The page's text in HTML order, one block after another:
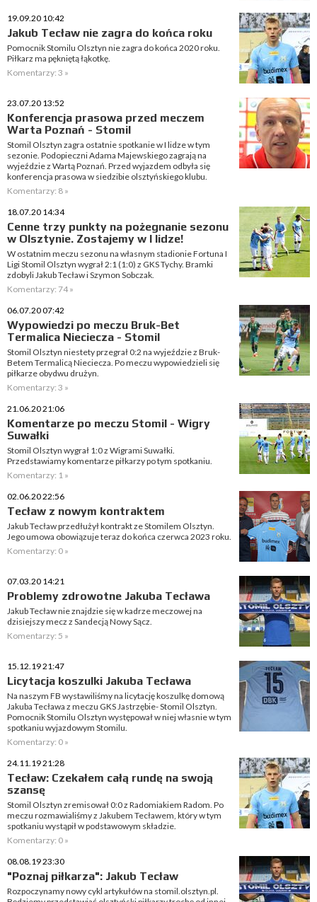
19.09.20 10:42
Jakub Tecław nie zagra do końca roku
Pomocnik Stomilu Olsztyn nie zagra do końca 2020 roku.
Piłkarz ma pękniętą łąkotkę.
Komentarzy: 3 »
23.07.20 13:52
Konferencja prasowa przed meczem
Warta Poznań - Stomil
Stomil Olsztyn zagra ostatnie spotkanie w I lidze w tym
sezonie. Podopieczni Adama Majewskiego zagrają na
wyjeździe z Wartą Poznań. Przed wyjazdem odbyła się
konferencja prasowa w siedzibie olsztyńskiego klubu.
Komentarzy: 8 »
18.07.20 14:34
Cenne trzy punkty na pożegnanie sezonu
w Olsztynie. Zostajemy w I lidze!
W ostatnim meczu sezonu na własnym stadionie Fortuna I
Ligi Stomil Olsztyn wygrał 2:1 (1:0) z GKS Tychy. Bramki
zdobyli Jakub Tecław i Szymon Sobczak.
Komentarzy: 74 »
06.07.20 07:42
Wypowiedzi po meczu Bruk-Bet
Termalica Nieciecza - Stomil
Stomil Olsztyn niestety przegrał 0:2 na wyjeździe z Bruk-
Betem Termalicą Nieciecza. Po meczu wypowiedzieli się
piłkarze obydwu drużyn.
Komentarzy: 3 »
21.06.20 21:06
Komentarze po meczu Stomil - Wigry
Suwałki
Stomil Olsztyn wygrał 1:0 z Wigrami Suwałki.
Przedstawiamy komentarze piłkarzy po tym spotkaniu.
Komentarzy: 1 »
02.06.20 22:56
Tecław z nowym kontraktem
Jakub Tecław przedłużył kontrakt ze Stomilem Olsztyn.
Jego umowa obowiązuje teraz do końca czerwca 2023 roku.
Komentarzy: 0 »
07.03.20 14:21
Problemy zdrowotne Jakuba Tecława
Jakub Tecław nie znajdzie się w kadrze meczowej na
dzisiejszy mecz z Sandecją Nowy Sącz.
Komentarzy: 5 »
15.12.19 21:47
Licytacja koszulki Jakuba Tecława
Na naszym FB wystawiliśmy na licytację koszulkę domową
Jakuba Tecława z meczu GKS Jastrzębie- Stomil Olsztyn.
Pomocnik Stomilu Olsztyn występował w niej własnie w tym
spotkaniu wyjazdowym Stomilu.
Komentarzy: 0 »
24.11.19 21:28
Tecław: Czekałem całą rundę na swoją
szansę
Stomil Olsztyn zremisował 0:0 z Radomiakiem Radom. Po
meczu rozmawialiśmy z Jakubem Tecławem, który w tym
spotkaniu wystąpił w podstawowym składzie.
Komentarzy: 0 »
08.08.19 23:30
"Poznaj piłkarza": Jakub Tecław
Rozpoczynamy nowy cykl artykułów na stomil.olsztyn.pl.